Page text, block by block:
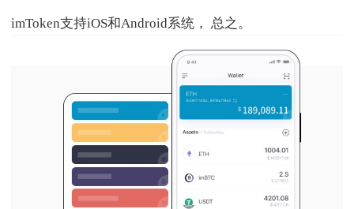
imToken支持iOS和Android系统， 总之。